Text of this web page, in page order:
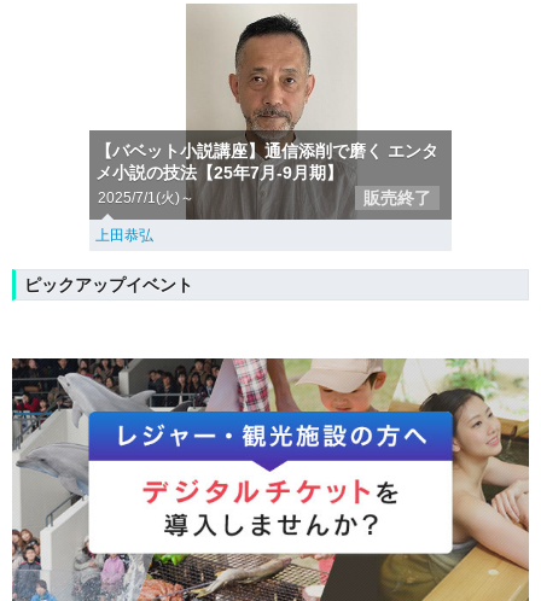
【バベット小説講座】通信添削で磨く エンタ
メ小説の技法【25年7月-9月期】
2025/7/1(火)～ 販売終了
上田恭弘
ピックアップイベント